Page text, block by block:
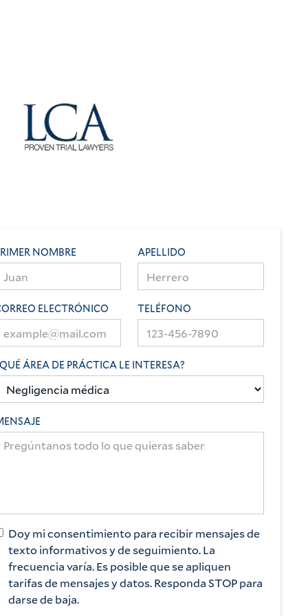
EN PRISIÓN
De
de 3 millones
nuestros tres
fueron abusados
por un guardia de
NOMBRE APELLIDO
ELECTRÓNICO TELÉFONO
ÁREA DE PRÁCTICA LE INTERESA?
Doy mi consentimiento para recibir mensajes de
texto informativos y de seguimiento. La
frecuencia varía. Es posible que se apliquen
tarifas de mensajes y datos. Responda STOP para
darse de baja.